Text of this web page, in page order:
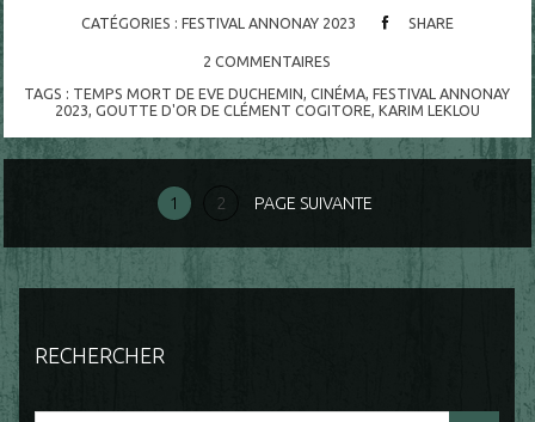
CATÉGORIES : FESTIVAL ANNONAY 2023 SHARE
2 COMMENTAIRES
TAGS : TEMPS MORT DE EVE DUCHEMIN ,CINÉMA ,FESTIVAL ANNONAY
2023 GOUTTE D'OR DE CLÉMENT COGITORE KARIM LEKLOU
1 2 PAGE SUIVANTE
RECHERCHER